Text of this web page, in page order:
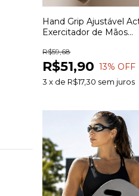
Hand Grip Ajustável
Exercitador de Mãos
Fortalecimento
R$51,90
R$59,68
13% OFF
3 x de R$17,30 sem juros